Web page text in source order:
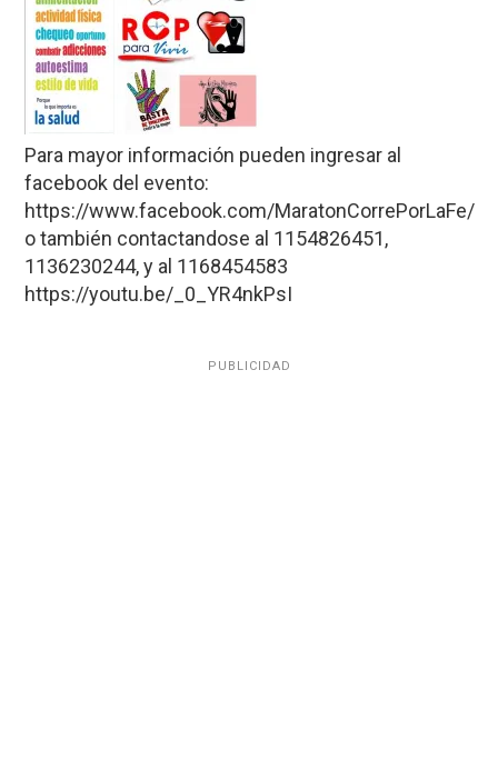
Para mayor información pueden ingresar al
facebook del evento:
https://www.facebook.com/MaratonCorrePorLaFe/
o también contactandose al 1154826451,
1136230244, y al 1168454583
https://youtu.be/_0_YR4nkPsI
PUBLICIDAD